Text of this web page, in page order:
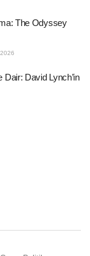
The Odyssey
Dair: David Lynch’in